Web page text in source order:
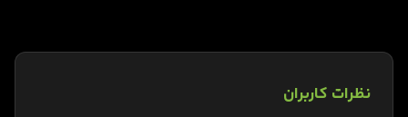
نظرات کاربران